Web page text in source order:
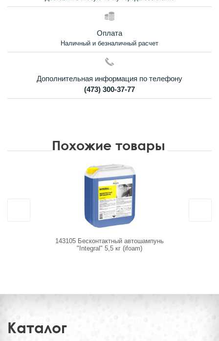
Оплата
Наличный и безналичный расчет
Дополнительная информация по телефону
(473) 300-37-77
Похожие товары
143105 Бесконтактный автошампунь
"Integral" 5,5 кг (ifoam)
Каталог